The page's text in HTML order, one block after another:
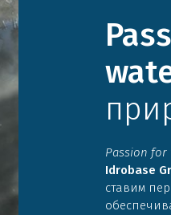
Passion for
Idrobase
ставим